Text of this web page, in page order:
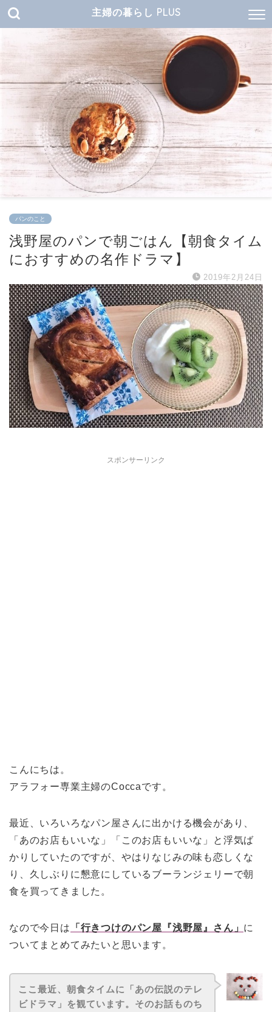
主婦の暮らし PLUS
パンのこと
浅野屋のパンで朝ごはん【朝食タイム
におすすめの名作ドラマ】
2019年2月24日
スポンサーリンク
こんにちは。
アラフォー専業主婦のCoccaです。
最近、いろいろなパン屋さんに出かける機会があり、
「あのお店もいいな」「このお店もいいな」と浮気ば
かりしていたのですが、やはりなじみの味も恋しくな
り、久しぶりに懇意にしているブーランジェリーで朝
食を買ってきました。
なので今日は 「行きつけのパン屋『浅野屋』さん」 に
ついてまとめてみたいと思います。
ここ最近、朝食タイムに「あの伝説のテレ
ビドラマ」を観ています。そのお話ものち